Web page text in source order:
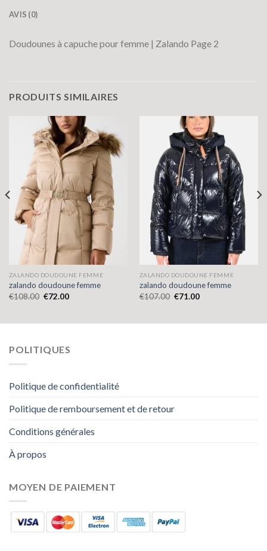
AVIS (0)
Doudounes à capuche pour femme | Zalando Page 2
PRODUITS SIMILAIRES
ZALANDO DOUDOUNE FEMME
zalando doudoune femme
€108.00 €72.00
ZALANDO DOUDOUNE FEMME
zalando doudoune femme
€107.00 €71.00
POLITIQUES
Politique de confidentialité
Politique de remboursement et de retour
Conditions générales
À propos
MOYEN DE PAIEMENT